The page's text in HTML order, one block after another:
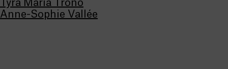
Tyra Maria Trono
Anne-Sophie Vallée